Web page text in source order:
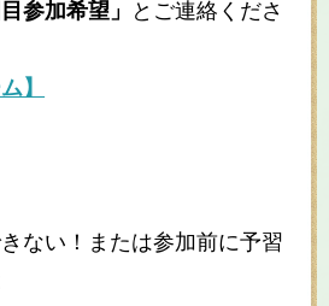
参加希望」
とご連絡くださ
】
ない！または参加前に予習